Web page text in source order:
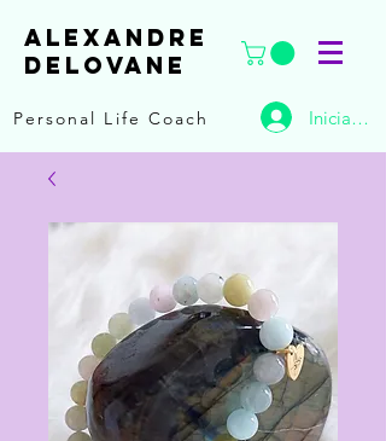
ALEXANDRE
DELOVANE
Personal Life Coach Iniciar